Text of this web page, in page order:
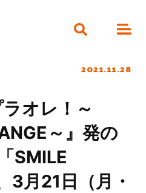
2021.11.28
オレ！～
～』発の
SMILE
3月21日（月・